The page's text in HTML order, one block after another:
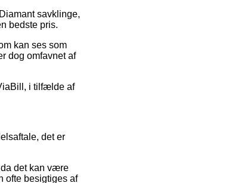
savklinge,
bedste pris.
kan ses som
dog omfavnet af
i tilfælde af
det er
det kan være
ofte besigtiges af